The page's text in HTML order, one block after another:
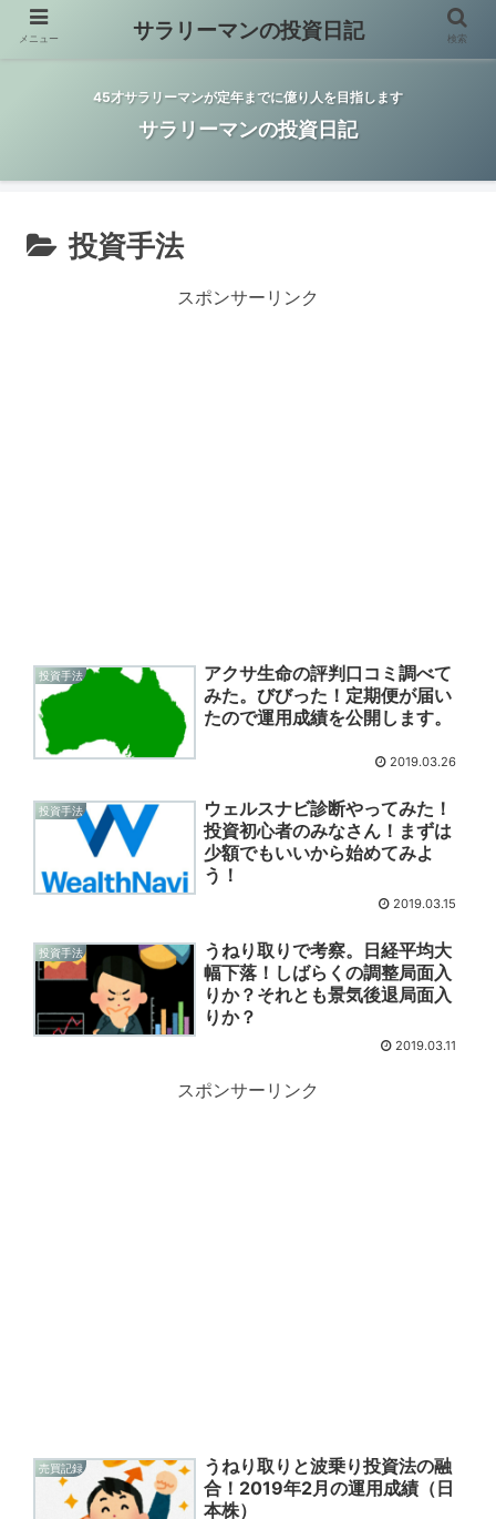
45才サラリーマンが定年までに億り人を目指します
サラリーマンの投資日記
投資手法
スポンサーリンク
投資手法
アクサ生命の評判口コミ調べて
みた。びびった！定期便が届い
たので運用成績を公開します。
2019.03.26
投資手法
ウェルスナビ診断やってみた！
投資初心者のみなさん！まずは
少額でもいいから始めてみよ
う！
2019.03.15
投資手法
うねり取りで考察。日経平均大
幅下落！しばらくの調整局面入
りか？それとも景気後退局面入
りか？
2019.03.11
スポンサーリンク
売買記録
うねり取りと波乗り投資法の融
合！2019年2月の運用成績（日
本株）
メニュー サラリーマンの投資日記 検索